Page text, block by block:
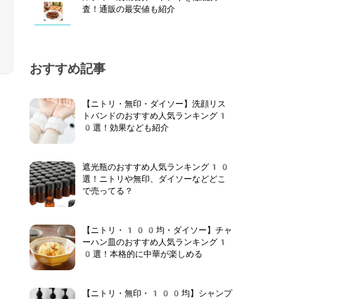
査！通販の最安値も紹介
おすすめ記事
【ニトリ・無印・ダイソー】洗顔リス
トバンドのおすすめ人気ランキング1
0選！効果なども紹介
遮光瓶のおすすめ人気ランキング10
選！ニトリや無印、ダイソーなどどこ
で売ってる？
【ニトリ・100均・ダイソー】チャ
ーハン皿のおすすめ人気ランキング1
0選！本格的に中華が楽しめる
【ニトリ・無印・100均】シャンプ